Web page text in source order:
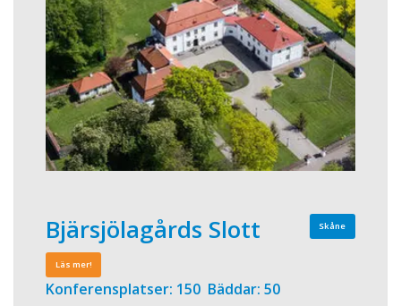
Skåne
Bjärsjölagårds Slott
Läs mer!
Konferensplatser: 150 Bäddar: 50